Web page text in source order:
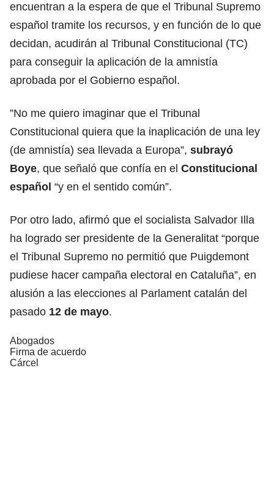
encuentran a la espera de que el Tribunal Supremo
español tramite los recursos, y en función de lo que
decidan, acudirán al Tribunal Constitucional (TC)
para conseguir la aplicación de la amnistía
aprobada por el Gobierno español.
”No me quiero imaginar que el Tribunal
Constitucional quiera que la inaplicación de una ley
(de amnistía) sea llevada a Europa”, subrayó
Boye, que señaló que confía en el Constitucional
español “y en el sentido común”.
Por otro lado, afirmó que el socialista Salvador Illa
ha logrado ser presidente de la Generalitat “porque
el Tribunal Supremo no permitió que Puigdemont
pudiese hacer campaña electoral en Cataluña”, en
alusión a las elecciones al Parlament catalán del
pasado 12 de mayo.
Abogados
Firma de acuerdo
Cárcel